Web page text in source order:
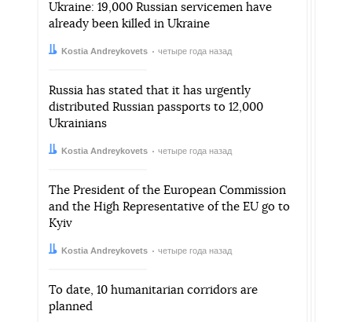
Ukraine: 19,000 Russian servicemen have
already been killed in Ukraine
Автор:
Kostia Andreykovets
Дата: четыре года назад
Russia has stated that it has urgently
distributed Russian passports to 12,000
Ukrainians
Автор:
Kostia Andreykovets
Дата: четыре года назад
The President of the European Commission
and the High Representative of the EU go to
Kyiv
Автор:
Kostia Andreykovets
Дата: четыре года назад
To date, 10 humanitarian corridors are
planned